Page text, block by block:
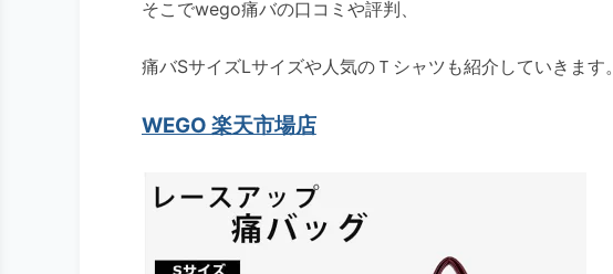
そこでwego痛バの口コミや評判、
痛バSサイズLサイズや人気のＴシャツも紹介していきます。
WEGO 楽天市場店